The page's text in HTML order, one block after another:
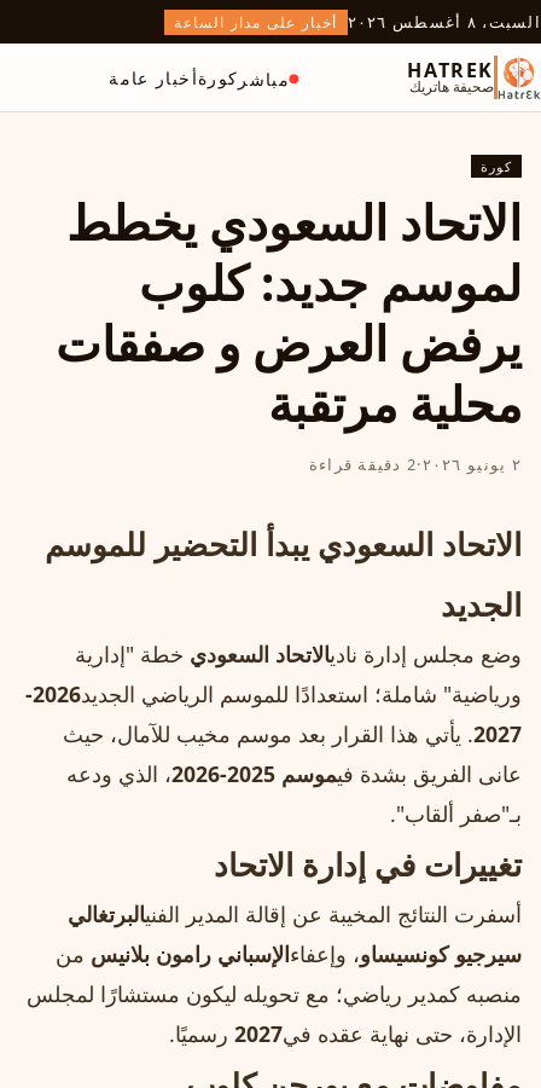
السبت، ٨ أغسطس ٢٠٢٦ أخبار على مدار الساعة
HATREK
صحيفة هاتريك مباشر كورةأخبار عامة
كورة
الاتحاد السعودي يخطط
لموسم جديد: كلوب
يرفض العرض و صفقات
محلية مرتقبة
٢ يونيو ٢٠٢٦ ·2 دقيقة قراءة
الاتحاد السعودي يبدأ التحضير للموسم
الجديد
وضع مجلس إدارة ناديالاتحاد السعودي خطة "إدارية
ورياضية" شاملة؛ استعدادًا للموسم الرياضي الجديد
2026-
2027. يأتي هذا القرار بعد موسم مخيب للآمال، حيث
عانى الفريق بشدة فيموسم 2025-2026
، الذي ودعه
بـ"صفر ألقاب".
تغييرات في إدارة الاتحاد
أسفرت النتائج المخيبة عن إقالة المدير الفنيالبرتغالي
سيرجيو كونسيساو، وإعفاءالإسباني رامون بلانيس من
منصبه كمدير رياضي؛ مع تحويله ليكون مستشارًا لمجلس
الإدارة، حتى نهاية عقده في2027 رسميًا.